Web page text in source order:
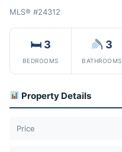
MLS® #24312
🛏 3
BEDROOMS
3
BATHROOMS
Property Details
Price